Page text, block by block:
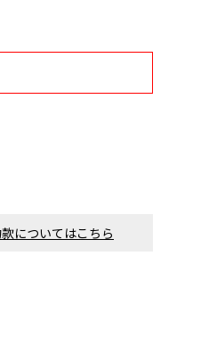
についてはこちら